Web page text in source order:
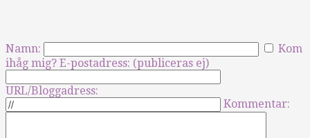
Namn:
Kom
ihåg mig? E-postadress: (publiceras ej)
URL/Bloggadress:
Kommentar: